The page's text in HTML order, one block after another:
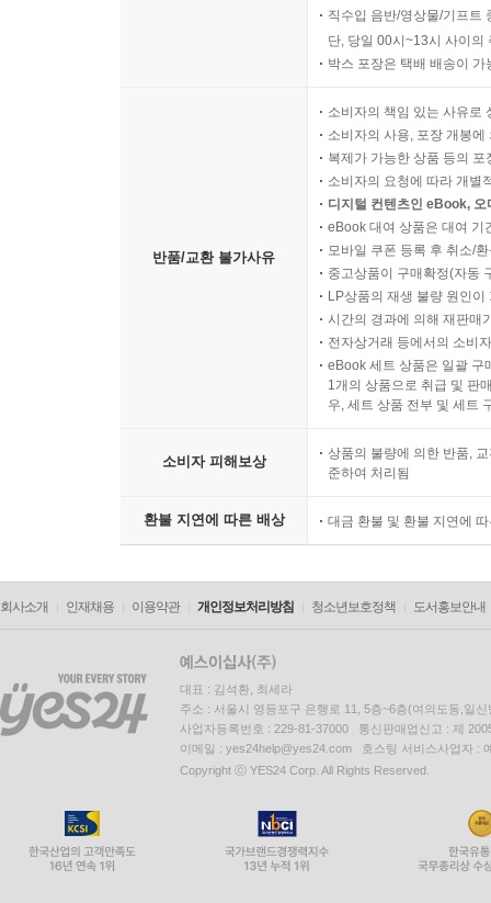
직수입 음반/영상물/기프트
단, 당일 00시~13시 사이의
박스 포장은 택배 배송이
반품/교환 불가사유
소비자의 책임 있는 사유로
소비자의 사용, 포장 개봉
복제가 가능한 상품 등의
소비자의 요청에 따라 개별
디지털 컨텐츠인 eBook,
eBook 대여 상품은 대여 기
모바일 쿠폰 등록 후 취소/
중고상품이 구매확정(자동
LP상품의 재생 불량 원인
시간의 경과에 의해 재판매
전자상거래 등에서의 소비
eBook 세트 상품은 일괄 구
1개의 상품으로 취급 및 판
우, 세트 상품 전부 및 세트
소비자 피해보상
상품의 불량에 의한 반품,
준하여 처리됨
환불 지연에 따른 배상 대금 환불 및 환불 지연에
회사소개 인재채용 이용약관 개인정보처리방침 청소년보호정책 도서홍보안내
대표 : 김석환, 최세라
주소 : 서울시 영등포구 은행로 11, 5층~6층(여의도동,일신
사업자등록번호 : 229-81-37000 통신판매업신고 : 제
이메일 : yes24help@yes24.com 호스팅 서비스사업자 :
Copyright ⓒ YES24 Corp. All Rights Reserved.